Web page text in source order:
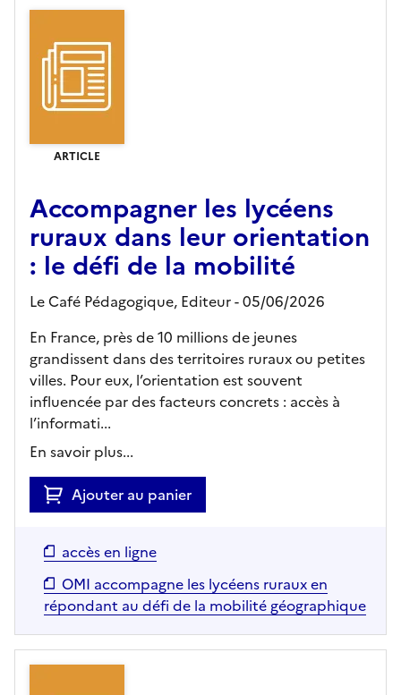
ARTICLE
Accompagner les lycéens
ruraux dans leur orientation
: le défi de la mobilité
Le Café Pédagogique, Editeur- 05/06/2026
En France, près de 10 millions de jeunes
grandissent dans des territoires ruraux ou petites
villes. Pour eux, l’orientation est souvent
influencée par des facteurs concrets : accès à
l’informati...
En savoir plus...
Ajouter au panier
accès en ligne
OMI accompagne les lycéens ruraux en
répondant au défi de la mobilité géographique